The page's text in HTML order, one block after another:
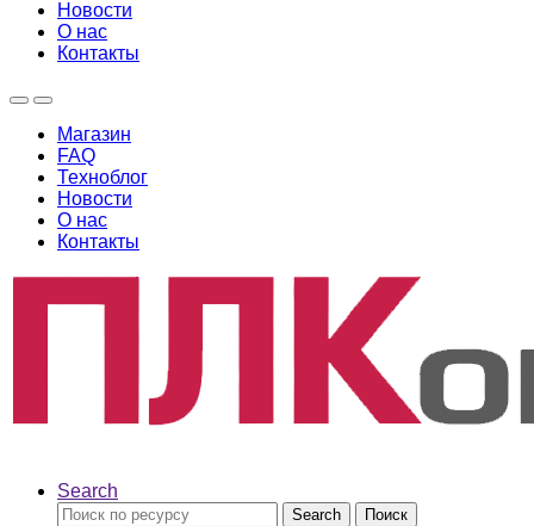
Новости
О нас
Контакты
Магазин
FAQ
Техноблог
Новости
О нас
Контакты
Search
Search Поиск